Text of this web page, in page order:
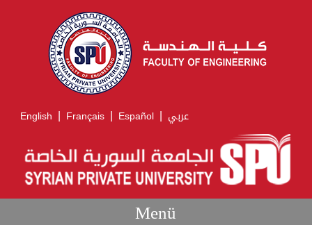
English | Français | Español | عربي
Menü